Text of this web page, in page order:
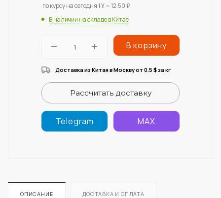
по курсу на сегодня 1 ¥ = 12.50 ₽
В наличии на складе в Китае
В корзину
Доставка из Китая в Москву от 0.5 $за кг
Рассчитать доставку
Telegram MAX
ОПИСАНИЕ ДОСТАВКА И ОПЛАТА